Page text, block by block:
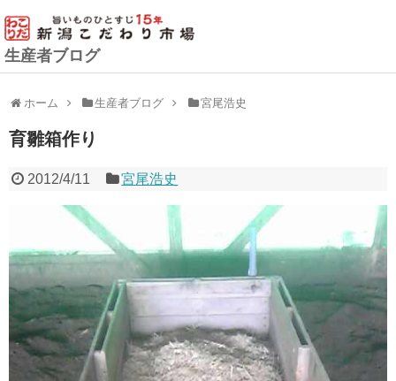
生産者ブログ
ホーム 生産者ブログ 宮尾浩史
育雛箱作り
2012/4/11 宮尾浩史